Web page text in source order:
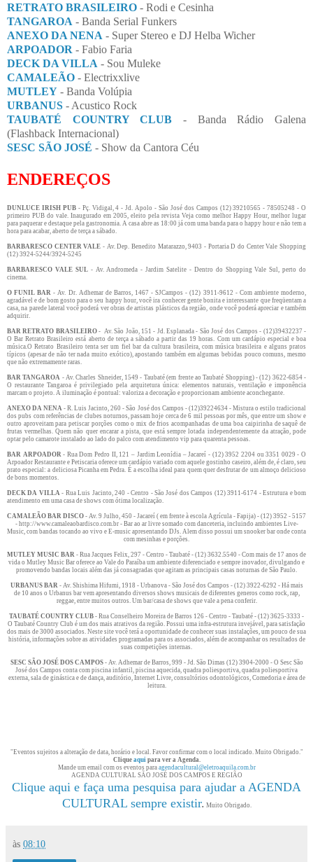
RETRATO BRASILEIRO - Rodi e Cesinha
TANGAROA - Banda Serial Funkers
ANEXO DA NENA - Super Stereo e DJ Helba Wicher
ARPOADOR - Fabio Faria
DECK DA VILLA - Sou Muleke
CAMALEÃO - Electrixxlive
MUTLEY - Banda Volúpia
URBANUS - Acustico Rock
TAUBATÉ COUNTRY CLUB - Banda Rádio Galena
(Flashback Internacional)
SESC SÃO JOSÉ - Show da Cantora Céu
ENDEREÇOS
DUNLUCE IRISH PUB- Pç. Vidigal, 4 - Jd. Apolo - São José dos Campos (12) 39210565 - 78505248 - O
primeiro PUB do vale. Inaugurado em 2005, eleito pela revista Veja como melhor Happy Hour, melhor lugar
para paquerar e destaque pela gastronomia. A casa abre as 18:00 já com uma banda para o happy hour e não tem a
hora para acabar, aberto de terça a sábado.
BARBARESCO CENTER VALE - Av. Dep. Benedito Matarazzo, 9403 - Portaria D do Center Vale Shopping
(12) 3924-5244/3924-5245
BARBARESCO VALE SUL- Av. Andromeda - Jardim Satelite - Dentro do Shopping Vale Sul, perto do
cinema.
O FUNIL BAR - Av. Dr. Adhemar de Barros, 1467 - SJCampos - (12) 3911-9612 - Com ambiente moderno,
agradável e de bom gosto para o seu happy hour, você ira conhecer gente bonita e interessante que freqüentam a
casa, na parede lateral você poderá ver obras de artistas plásticos da região, onde você poderá apreciar e também
adquirir.
BAR RETRATO BRASILEIRO- Av. São João, 151 - Jd. Esplanada - São José dos Campos - (12)39432237 -
O Bar Retrato Brasileiro está aberto de terça a sábado a partir das 19 horas. Com um cardápio especial e boa
música.O Retrato Brasileiro tenta ser um fiel bar da cultura brasileira, com música brasileira e alguns pratos
típicos (apesar de não ter nada muito exótico), apostando também em algumas bebidas pouco comuns, mesmo
que não extremamente raras.
BAR TANGAROA - Av. Charles Shneider, 1549 - Taubaté (em frente ao Taubaté Shopping) - (12) 3622-6854 -
O restaurante Tangaroa é privilegiado pela arquitetura única: elementos naturais, ventilação e imponência
marcam o projeto. A iluminação é pontual: valoriza a decoração e proporcionam ambiente aconchegante.
ANEXO DA NENA - R. Luis Jacinto, 260 - São José dos Campos - (12)39224634 - Mistura o estilo tradicional
dos pubs com referências de clubes noturnos, passam hoje cerca de 6 mil pessoas por mês, que entre um show e
outro aproveitam para petiscar porções como o mix de frios acompanhadas de uma boa caipirinha de saquê de
frutas vermelhas. Quem não quer encarar a pista, que está sempre lotada independentemente da atração, pode
optar pelo camarote instalado ao lado do palco com atendimento vip para quarenta pessoas.
BAR ARPOADOR - Rua Dom Pedro II, 121 – Jardim Leonídia – Jacareí - (12) 3952 2204 ou 3351 0029 - O
Arpoador Restaurante e Petiscaria oferece um cardápio variado com aquele gostinho caseiro, além de, é claro, seu
prato especial: a deliciosa Picanha em Pedra. É a escolha ideal para quem quer desfrutar de um almoço delicioso
de bons momentos.
DECK DA VILLA - Rua Luis Jacinto, 240 - Centro - São José dos Campos (12) 3911-6174 - Estrutura e bom
atendimento em uma casa de shows com ótima localização.
CAMALEÃO BAR DISCO - Av. 9 Julho, 450 - Jacareí ( em frente à escola Agrícula - Fapija) - (12) 3952 - 5157
- http://www.camaleaobardisco.com.br - Bar ao ar livre somado com danceteria, incluindo ambientes Live-
Music, com bandas tocando ao vivo e E-music apresentando DJs. Alem disso possui um snooker bar onde conta
com mesinhas e porções.
MUTLEY MUSIC BAR - Rua Jacques Felix, 297 - Centro - Taubaté - (12) 3632.5540 - Com mais de 17 anos de
vida o Mutley Music Bar oferece ao Vale do Paraíba um ambiente diferenciado e sempre inovador, divulgando e
promovendo bandas locais além das já consagradas que agitam as principais casas noturnas de São Paulo.
URBANUS BAR - Av. Shishima Hifumi, 1918 - Urbanova - São José dos Campos - (12) 3922-6292 - Há mais
de 10 anos o Urbanus bar vem apresentando diversos shows musicais de diferentes generos como rock, rap,
reggae, entre muitos outros. Um bar/casa de shows que vale a pena conferir.
TAUBATÉ COUNTRY CLUB - Rua Conselheiro Moreira de Barros 126 - Centro - Taubaté - (12) 3625-3333 -
O Taubaté Country Club é um dos mais atrativos da região. Possui uma infra-estrutura invejável, para satisfação
dos mais de 3000 associados. Neste site você terá a oportunidade de conhecer suas instalações, um pouco de sua
história, informações sobre as atividades programadas para os associados, além de acompanhar os resultados de
suas competições internas.
SESC SÃO JOSÉ DOS CAMPOS - Av. Adhemar de Barros, 999 - Jd. São Dimas (12) 3904-2000 - O Sesc São
José dos Campos conta com piscina infantil, piscina aquecida, quadra poliesportiva, quadra poliesportiva
externa, sala de ginástica e de dança, auditório, Internet Livre, consultórios odontológicos, Comedoria e área de
leitura.
"Eventos sujeitos a alteração de data, horário e local. Favor confirmar com o local indicado. Muito Obrigado."
Clique aqui para ver a Agenda.
Mande um email com os eventos para agendacultural@eletroaquila.com.br
AGENDA CULTURAL SÃO JOSÉ DOS CAMPOS E REGIÃO
Clique aqui e faça uma pesquisa para ajudar a AGENDA
CULTURAL sempre existir. Muito Obrigado.
às 08:10